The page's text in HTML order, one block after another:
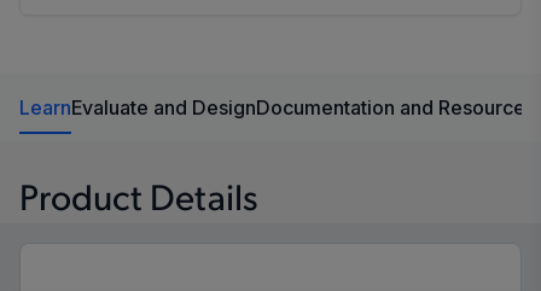
LearnEvaluate and DesignDocumentation and Resources
Product Details